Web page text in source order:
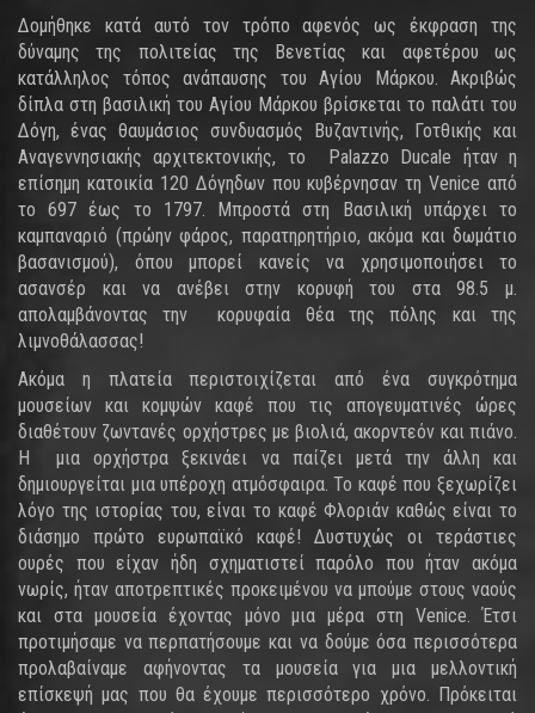
Δομήθηκε κατά αυτό τον τρόπο αφενός ως έκφραση της
δύναμης της πολιτείας της Βενετίας και αφετέρου ως
κατάλληλος τόπος ανάπαυσης του Αγίου Μάρκου. Ακριβώς
δίπλα στη βασιλική του Αγίου Μάρκου βρίσκεται το παλάτι του
Δόγη, ένας θαυμάσιος συνδυασμός Βυζαντινής, Γοτθικής και
Αναγεννησιακής αρχιτεκτονικής, το Palazzo Ducale ήταν η
επίσημη κατοικία 120 Δόγηδων που κυβέρνησαν τη Venice από
το 697 έως το 1797. Μπροστά στη Βασιλική υπάρχει το
καμπαναριό (πρώην φάρος, παρατηρητήριο, ακόμα και δωμάτιο
βασανισμού), όπου μπορεί κανείς να χρησιμοποιήσει το
ασανσέρ και να ανέβει στην κορυφή του στα 98.5 μ.
απολαμβάνοντας την κορυφαία θέα της πόλης και της
λιμνοθάλασσας!
Ακόμα η πλατεία περιστοιχίζεται από ένα συγκρότημα
μουσείων και κομψών καφέ που τις απογευματινές ώρες
διαθέτουν ζωντανές ορχήστρες με βιολιά, ακορντεόν και πιάνο.
Η μια ορχήστρα ξεκινάει να παίζει μετά την άλλη και
δημιουργείται μια υπέροχη ατμόσφαιρα. Το καφέ που ξεχωρίζει
λόγο της ιστορίας του, είναι το καφέ Φλοριάν καθώς είναι το
διάσημο πρώτο ευρωπαϊκό καφέ! Δυστυχώς οι τεράστιες
ουρές που είχαν ήδη σχηματιστεί παρόλο που ήταν ακόμα
νωρίς, ήταν αποτρεπτικές προκειμένου να μπούμε στους ναούς
και στα μουσεία έχοντας μόνο μια μέρα στη Venice. Έτσι
προτιμήσαμε να περπατήσουμε και να δούμε όσα περισσότερα
προλαβαίναμε αφήνοντας τα μουσεία για μια μελλοντική
επίσκεψή μας που θα έχουμε περισσότερο χρόνο. Πρόκειται